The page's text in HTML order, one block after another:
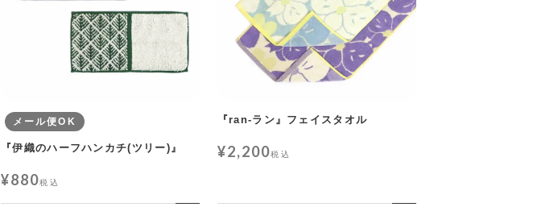
メール便OK
『伊織のハーフハンカチ(ツリー)』
¥880税込
『ran-ラン』フェイスタオル
¥2,200税込